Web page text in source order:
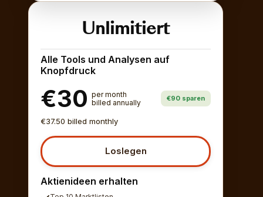
Unlimitiert
Alle Tools und Analysen auf
Knopfdruck
€30 per month
billed annually
€90 sparen
€37.50 billed monthly
Loslegen
Aktienideen erhalten